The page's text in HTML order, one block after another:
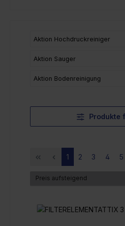
Aktion Hochdruckreiniger
Aktion Sauger
Aktion Bodenreinigung
Produkte
Seite
1 Seite
2 Seite
3 Seite
4 5